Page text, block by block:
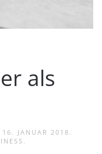
als
16. JANUAR 2018 .
.